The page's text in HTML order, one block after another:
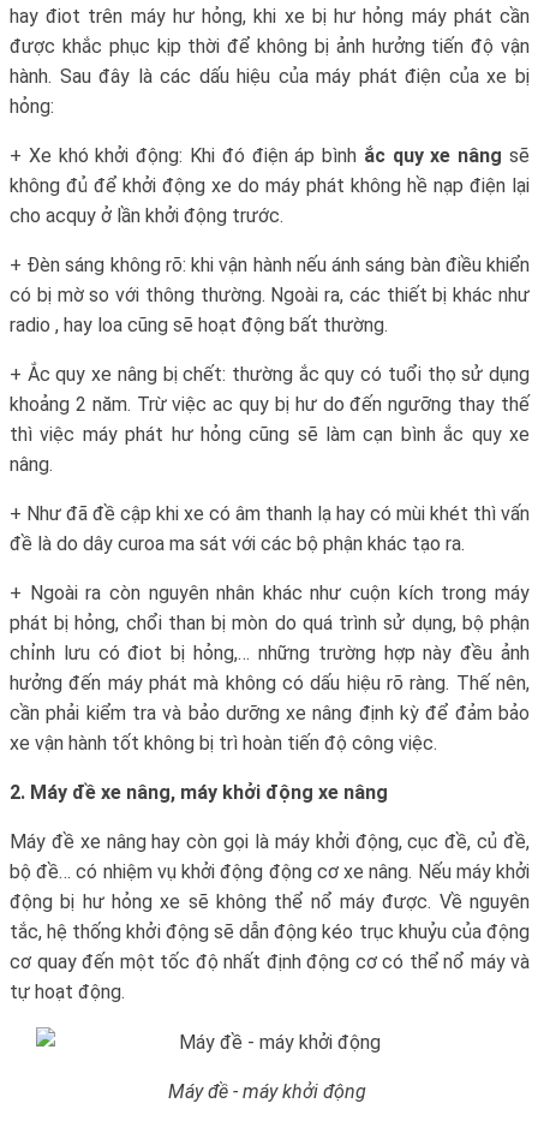
hay điot trên máy hư hỏng, khi xe bị hư hỏng máy phát cần
được khắc phục kịp thời để không bị ảnh hưởng tiến độ vận
hành. Sau đây là các dấu hiệu của máy phát điện của xe bị
hỏng:
+ Xe khó khởi động: Khi đó điện áp bình ắc quy xe nâng sẽ
không đủ để khởi động xe do máy phát không hề nạp điện lại
cho acquy ở lần khởi động trước.
+ Đèn sáng không rõ: khi vận hành nếu ánh sáng bàn điều khiển
có bị mờ so với thông thường. Ngoài ra, các thiết bị khác như
radio , hay loa cũng sẽ hoạt động bất thường.
+ Ắc quy xe nâng bị chết: thường ắc quy có tuổi thọ sử dụng
khoảng 2 năm. Trừ việc ac quy bị hư do đến ngưỡng thay thế
thì việc máy phát hư hỏng cũng sẽ làm cạn bình ắc quy xe
nâng.
+ Như đã đề cập khi xe có âm thanh lạ hay có mùi khét thì vấn
đề là do dây curoa ma sát với các bộ phận khác tạo ra.
+ Ngoài ra còn nguyên nhân khác như cuộn kích trong máy
phát bị hỏng, chổi than bị mòn do quá trình sử dụng, bộ phận
chỉnh lưu có điot bị hỏng,… những trường hợp này đều ảnh
hưởng đến máy phát mà không có dấu hiệu rõ ràng. Thế nên,
cần phải kiểm tra và bảo dưỡng xe nâng định kỳ để đảm bảo
xe vận hành tốt không bị trì hoàn tiến độ công việc.
2. Máy đề xe nâng, máy khởi động xe nâng
Máy đề xe nâng hay còn gọi là máy khởi động, cục đề, củ đề,
bộ đề… có nhiệm vụ khởi động động cơ xe nâng. Nếu máy khởi
động bị hư hỏng xe sẽ không thể nổ máy được. Về nguyên
tắc, hệ thống khởi động sẽ dẫn động kéo trục khuỷu của động
cơ quay đến một tốc độ nhất định động cơ có thể nổ máy và
tự hoạt động.
Máy đề - máy khởi động